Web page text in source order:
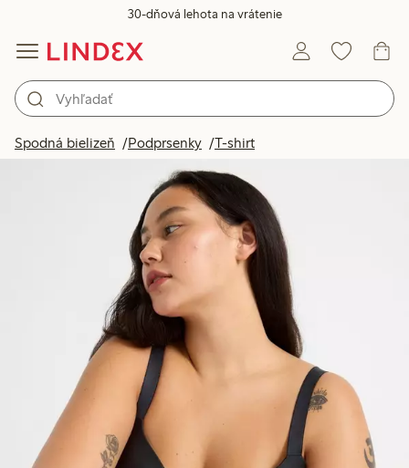
30-dňová lehota na vrátenie
Spodná bielizeň Podprsenky T-shirt